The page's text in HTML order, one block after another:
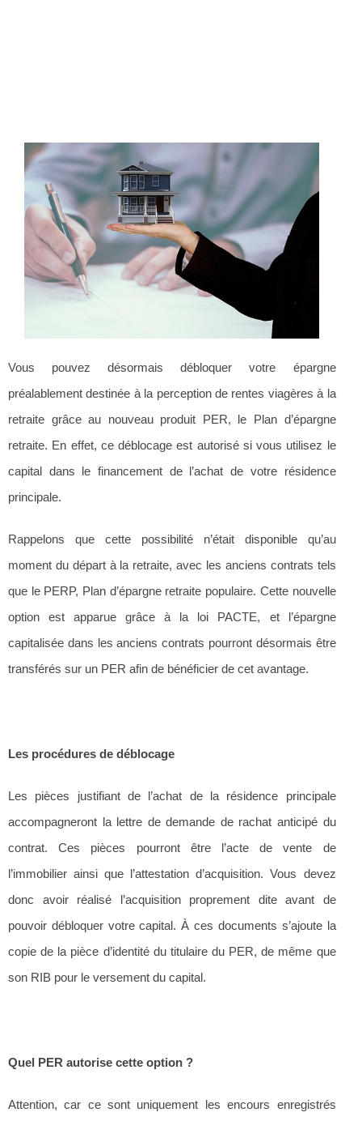
Vous pouvez désormais débloquer votre épargne
préalablement destinée à la perception de rentes viagères à la
retraite grâce au nouveau produit PER, le Plan d’épargne
retraite. En effet, ce déblocage est autorisé si vous utilisez le
capital dans le financement de l’achat de votre résidence
principale.
Rappelons que cette possibilité n’était disponible qu’au
moment du départ à la retraite, avec les anciens contrats tels
que le PERP, Plan d’épargne retraite populaire. Cette nouvelle
option est apparue grâce à la loi PACTE, et l’épargne
capitalisée dans les anciens contrats pourront désormais être
transférés sur un PER afin de bénéficier de cet avantage.
Les procédures de déblocage
Les pièces justifiant de l’achat de la résidence principale
accompagneront la lettre de demande de rachat anticipé du
contrat. Ces pièces pourront être l’acte de vente de
l’immobilier ainsi que l’attestation d’acquisition. Vous devez
donc avoir réalisé l’acquisition proprement dite avant de
pouvoir débloquer votre capital. À ces documents s’ajoute la
copie de la pièce d’identité du titulaire du PER, de même que
son RIB pour le versement du capital.
Quel PER autorise cette option ?
Attention, car ce sont uniquement les encours enregistrés